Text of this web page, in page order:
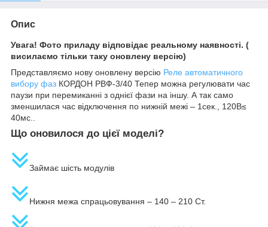
Опис
Увага! Фото приладу відповідає реальному наявності. (
висилаємо тільки таку оновлену версію)
Представляємо нову оновлену версію Реле автоматичного
вибору фаз КОРДОН РВФ-3/40 Тепер можна регулювати час
паузи при перемиканні з однієї фази на іншу. А так само
зменшилася час відключення по нижній межі – 1сек., 120В≤
40мс..
Що оновилося до цієї моделі?
Займає шість модулів
Нижня межа спрацьовування – 140 – 210 Ст.